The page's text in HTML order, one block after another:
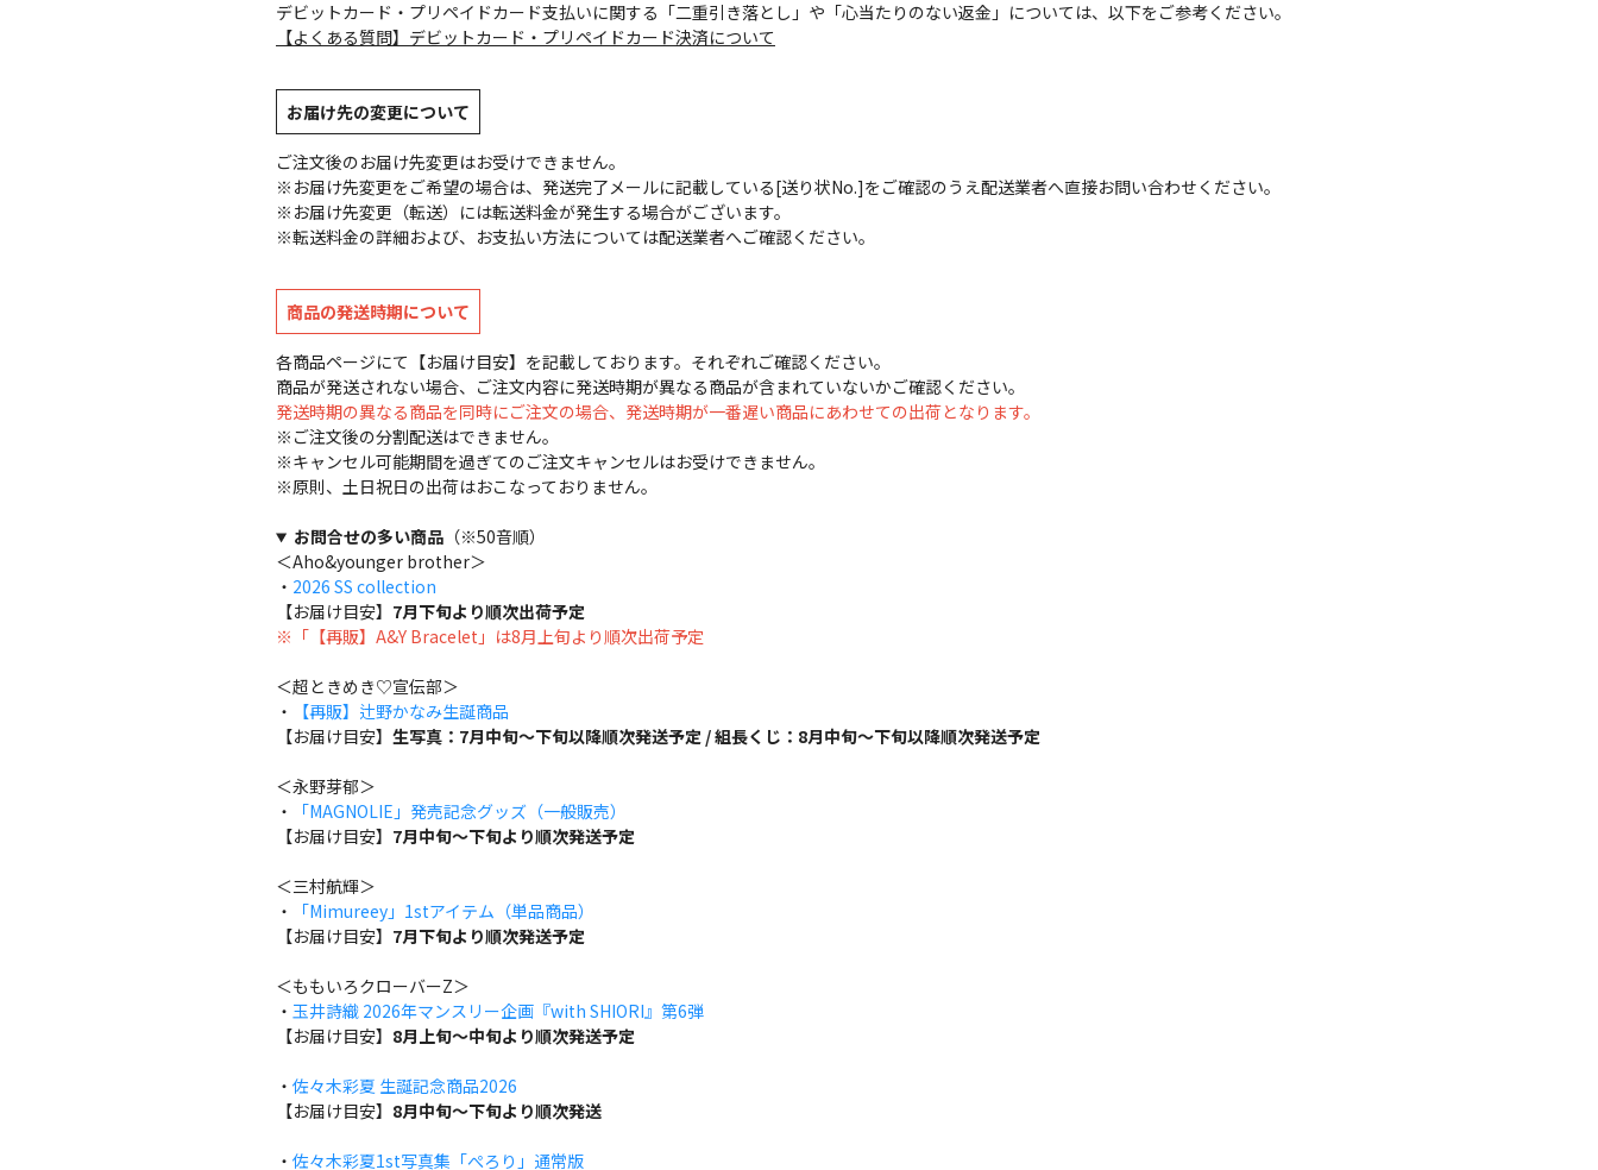
デビットカード・プリペイドカード支払いに関する「二重引き落とし」や「心当たりのない返金」については、以下をご参考ください。
【よくある質問】デビットカード・プリペイドカード決済について
お届け先の変更について
ご注文後のお届け先変更はお受けできません。
※お届け先変更をご希望の場合は、発送完了メールに記載している[送り状No.]をご確認のうえ配送業者へ直接お問い合わせください。
※お届け先変更（転送）には転送料金が発生する場合がございます。
※転送料金の詳細および、お支払い方法については配送業者へご確認ください。
商品の発送時期について
各商品ページにて【お届け目安】を記載しております。それぞれご確認ください。
商品が発送されない場合、ご注文内容に発送時期が異なる商品が含まれていないかご確認ください。
発送時期の異なる商品を同時にご注文の場合、発送時期が一番遅い商品にあわせての出荷となります。
※ご注文後の分割配送はできません。
※キャンセル可能期間を過ぎてのご注文キャンセルはお受けできません。
※原則、土日祝日の出荷はおこなっておりません。
お問合せの多い商品（※50音順）
＜Aho&younger brother＞
・ 2026 SS collection
【お届け目安】 7月下旬より順次出荷予定
※「【再販】A&Y Bracelet」は8月上旬より順次出荷予定
＜超ときめき♡宣伝部＞
・
【再販】辻野かなみ生誕商品
【お届け目安】 生写真：7月中旬～下旬以降順次発送予定 / 組長くじ：8月中旬～下旬以降順次発送予定
＜永野芽郁＞
・
「MAGNOLIE」発売記念グッズ（一般販売）
【お届け目安】 7月中旬～下旬より順次発送予定
＜三村航輝＞
・
「Mimureey」1stアイテム（単品商品）
【お届け目安】 7月下旬より順次発送予定
＜ももいろクローバーZ＞
・ 玉井詩織 2026年マンスリー企画『with SHIORI』第6弾
【お届け目安】 8月上旬～中旬より順次発送予定
・ 佐々木彩夏 生誕記念商品2026
【お届け目安】 8月中旬～下旬より順次発送
・ 佐々木彩夏1st写真集「ぺろり」通常版